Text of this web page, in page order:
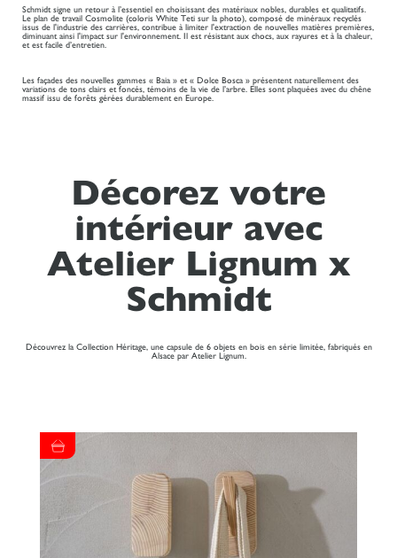
Schmidt signe un retour à l’essentiel en choisissant des matériaux nobles, durables et qualitatifs.
Le plan de travail Cosmolite (coloris White Teti sur la photo), composé de minéraux recyclés
issus de l'industrie des carrières, contribue à limiter l'extraction de nouvelles matières premières,
diminuant ainsi l'impact sur l'environnement. Il est résistant aux chocs, aux rayures et à la chaleur,
et est facile d’entretien.
Les façades des nouvelles gammes « Baia » et « Dolce Bosca » présentent naturellement des
variations de tons clairs et foncés, témoins de la vie de l’arbre. Elles sont plaquées avec du chêne
massif issu de forêts gérées durablement en Europe.
Décorez votre
intérieur avec
Atelier Lignum x
Schmidt
Découvrez la Collection Héritage, une capsule de 6 objets en bois en série limitée, fabriqués en
Alsace par Atelier Lignum.